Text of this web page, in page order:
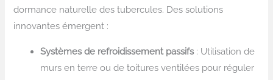
dormance naturelle des tubercules. Des solutions
innovantes émergent :
Systèmes de refroidissement passifs: Utilisation de
murs en terre ou de toitures ventilées pour réguler